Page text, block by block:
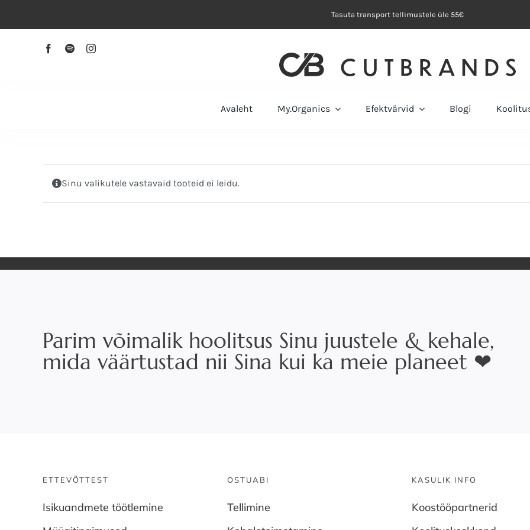
Tasuta transport tellimustele üle 55€
Avaleht My.Organics Efektvärvid Blogi
Sinu valikutele vastavaid tooteid ei leidu.
Parim võimalik hoolitsus Sinu juustele & kehale,
mida väärtustad nii Sina kui ka meie planeet ❤
ETTEVÕTTEST
Isikuandmete töötlemine
OSTUABI
Tellimine
KASULIK INFO
Koostööpartnerid